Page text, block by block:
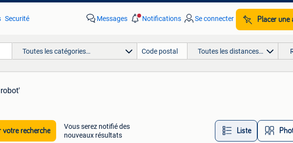
Securité Messages Notifications Se connecter Placer une
Toutes les catégories… Toutes les distances…
votre recherche
Vous serez notifié des
nouveaux résultats
Liste